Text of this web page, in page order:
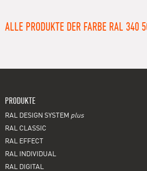
ALLE PRODUKTE DER FARBE RAL 340
PRODUKTE
RAL DESIGN SYSTEM plus
RAL CLASSIC
RAL EFFECT
RAL INDIVIDUAL
RAL DIGITAL